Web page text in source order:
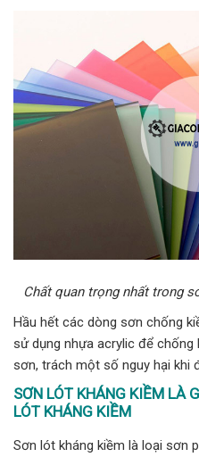
Chất quan trọng nhất trong
Hầu hết các dòng sơn chống
sử dụng nhựa acrylic để
sơn, trách một số nguy hại khi
SƠN LÓT KHÁNG KIỀM LÀ
LÓT KHÁNG KIỀM
Sơn lót kháng kiềm là loại sơn